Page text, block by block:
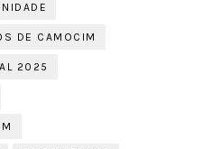
DE CAMOCIM
2025